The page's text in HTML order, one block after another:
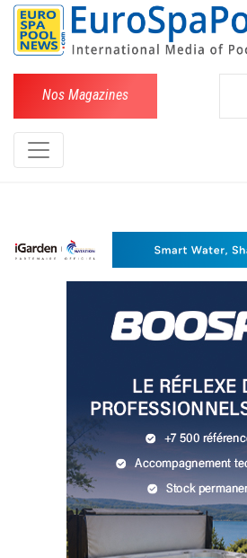
Nos Magazines